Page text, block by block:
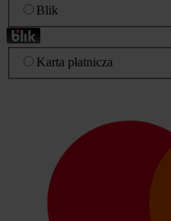
Blik
Karta płatnicza